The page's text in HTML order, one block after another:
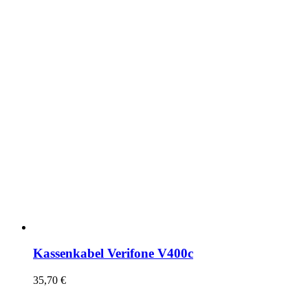
Kassenkabel Verifone V400c
35,70 €